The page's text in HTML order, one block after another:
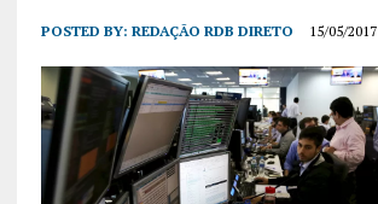
POSTED BY: REDAÇÃO RDB DIRETO 15/05/2017